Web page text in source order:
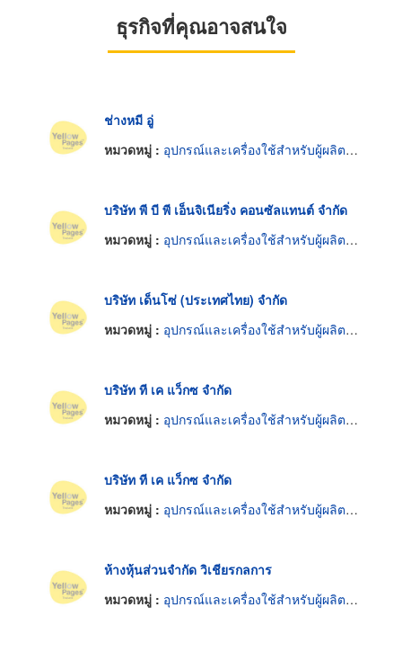
ธุรกิจที่คุณอาจสนใจ
ช่างหมี อู่
หมวดหมู่ : อุปกรณ์และเครื่องใช้สำหรับผู้ผลิตรถยนต์
บริษัท พี บี พี เอ็นจิเนียริ่ง คอนซัลแทนต์ จำกัด
หมวดหมู่ : อุปกรณ์และเครื่องใช้สำหรับผู้ผลิตรถยนต์
บริษัท เด็นโซ่ (ประเทศไทย) จำกัด
หมวดหมู่ : อุปกรณ์และเครื่องใช้สำหรับผู้ผลิตรถยนต์
บริษัท ที เค แว็กซ จำกัด
หมวดหมู่ : อุปกรณ์และเครื่องใช้สำหรับผู้ผลิตรถยนต์
บริษัท ที เค แว็กซ จำกัด
หมวดหมู่ : อุปกรณ์และเครื่องใช้สำหรับผู้ผลิตรถยนต์
ห้างหุ้นส่วนจำกัด วิเชียรกลการ
หมวดหมู่ : อุปกรณ์และเครื่องใช้สำหรับผู้ผลิตรถยนต์